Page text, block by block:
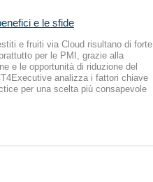
e le sfide
e fruiti via Cloud risultano di forte
per le PMI, grazie alla
e le opportunità di riduzione del
analizza i fattori chiave
per una scelta più consapevole